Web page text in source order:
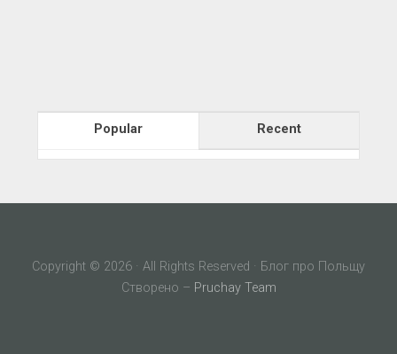
Popular Recent
Copyright © 2026 · All Rights Reserved · Блог про Польщу
Створено – Pruchay Team